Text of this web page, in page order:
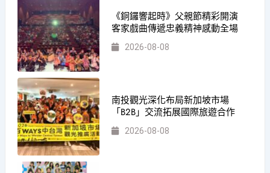
《銅鑼響起時》父親節精彩開演
客家戲曲傳遞忠義精神感動全場
2026-08-08
南投觀光深化布局新加坡市場
「B2B」交流拓展國際旅遊合作
2026-08-08